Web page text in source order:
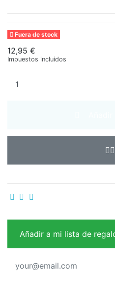
Fuera de stock
12,95 €
Impuestos incluidos
Añadir a mi lista de